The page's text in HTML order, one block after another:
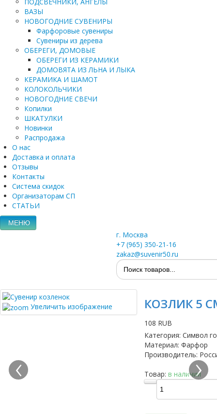
ВАЗЫ
НОВОГОДНИЕ СУВЕНИРЫ
Фарфоровые сувениры
Сувениры из дерева
ОБЕРЕГИ, ДОМОВЫЕ
ОБЕРЕГИ ИЗ КЕРАМИКИ
ДОМОВЯТА ИЗ ЛЬНА И ЛЫКА
КЕРАМИКА И ШАМОТ
КОЛОКОЛЬЧИКИ
НОВОГОДНИЕ СВЕЧИ
Копилки
ШКАТУЛКИ
Новинки
Распродажа
О нас
Доставка и оплата
Отзывы
Контакты
Система скидок
Организаторам СП
СТАТЬИ
МЕНЮ
г. Москва
+7 (965) 350-21-16
zakaz@suvenir50.ru
Увеличить изображение КОЗЛИК 5
108 RUB
Категория: Символ
Материал: Фарфор
Производитель:
Товар: в наличии
‹ ›